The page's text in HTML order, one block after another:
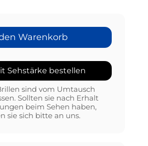
Warenkorb
Sehstärke bestellen
sind vom Umtausch
Sollten sie nach Erhalt
beim Sehen haben,
sie sich bitte an uns.